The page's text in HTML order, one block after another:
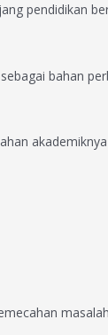
pendidikan
bahan
masalah